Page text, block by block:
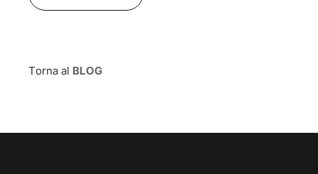
Torna al BLOG